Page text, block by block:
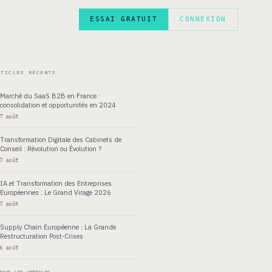
ESSAI GRATUIT CONNEXION
RÉCENTS
Marché du SaaS B2B en France :
consolidation et opportunités en 2024
7 août
Transformation Digitale des Cabinets de
Conseil : Révolution ou Évolution ?
7 août
IA et Transformation des Entreprises
Européennes : Le Grand Virage 2026
7 août
Supply Chain Européenne : La Grande
Restructuration Post-Crises
6 août